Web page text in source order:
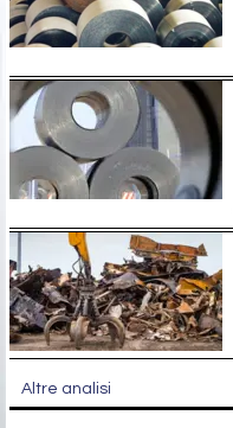
Altre analisi